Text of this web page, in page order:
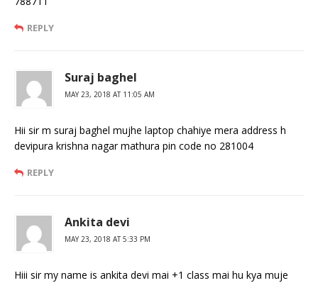
REPLY
Suraj baghel
MAY 23, 2018 AT 11:05 AM
Hii sir m suraj baghel mujhe laptop chahiye mera address h
devipura krishna nagar mathura pin code no 281004
REPLY
Ankita devi
MAY 23, 2018 AT 5:33 PM
Hiii sir my name is ankita devi mai +1 class mai hu kya muje